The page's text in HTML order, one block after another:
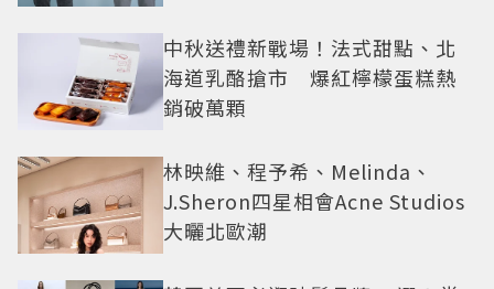
中秋送禮新戰場！法式甜點、北
海道乳酪搶市 爆紅檸檬蛋糕熱
銷破萬顆
林映維、程予希、Melinda、
J.Sheron四星相會Acne Studios
大曬北歐潮